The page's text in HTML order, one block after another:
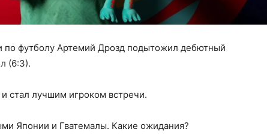
по футболу Артемий Дрозд подытожил дебютный
(6:3).
стал лучшим игроком встречи.
Японии и Гватемалы. Какие ожидания?